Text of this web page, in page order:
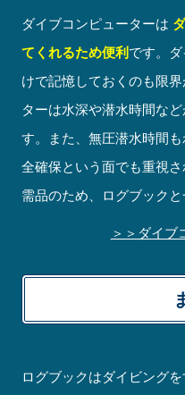
ダイブコンピューターは
てくれるため便利 です。
けで記憶しておくのも限
ターは水深や潜水時間な
す。また、無圧潜水時間
全確保という面でも重視
需品のため、ログブック
＞＞ダイブ
ログブックはダイビング